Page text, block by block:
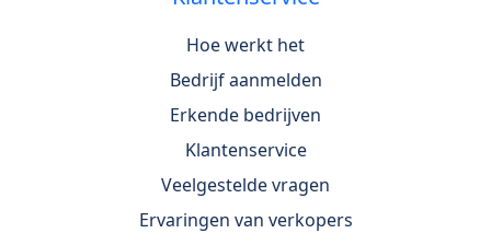
Hoe werkt het
Bedrijf aanmelden
Erkende bedrijven
Klantenservice
Veelgestelde vragen
Ervaringen van verkopers